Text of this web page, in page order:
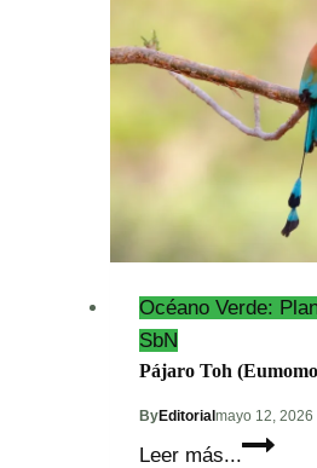
Impacto
Océano Verde:
SbN
Pájaro Toh
ByEditorial mayo 12, 2026
Leer más...
Pájaro